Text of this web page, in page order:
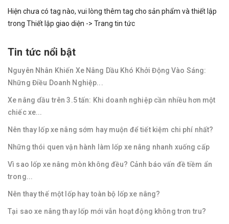
Hiện chưa có tag nào, vui lòng thêm tag cho sản phẩm và thiết lập
trong Thiết lập giao diện -> Trang tin tức
Tin tức nổi bật
Nguyên Nhân Khiến Xe Nâng Dầu Khó Khởi Động Vào Sáng:
Những Điều Doanh Nghiệp...
Xe nâng dầu trên 3.5 tấn: Khi doanh nghiệp cần nhiều hơn một
chiếc xe...
Nên thay lốp xe nâng sớm hay muộn để tiết kiệm chi phí nhất?
Những thói quen vận hành làm lốp xe nâng nhanh xuống cấp
Vì sao lốp xe nâng mòn không đều? Cảnh báo vấn đề tiềm ẩn
trong...
Nên thay thế một lốp hay toàn bộ lốp xe nâng?
Tại sao xe nâng thay lốp mới vẫn hoạt động không trơn tru?